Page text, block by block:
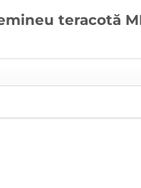
teracotă